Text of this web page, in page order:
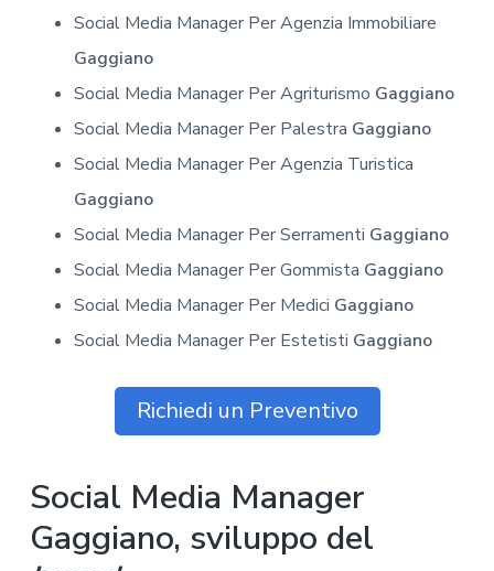
Social Media Manager Per Agenzia Immobiliare
Gaggiano
Social Media Manager Per Agriturismo Gaggiano
Social Media Manager Per Palestra Gaggiano
Social Media Manager Per Agenzia Turistica
Gaggiano
Social Media Manager Per Serramenti Gaggiano
Social Media Manager Per Gommista Gaggiano
Social Media Manager Per Medici Gaggiano
Social Media Manager Per Estetisti Gaggiano
Richiedi un Preventivo
Social Media Manager
Gaggiano, sviluppo del